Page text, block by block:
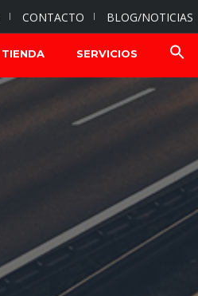
CONTACTO BLOG/NOTICIAS
TIENDA SERVICIOS